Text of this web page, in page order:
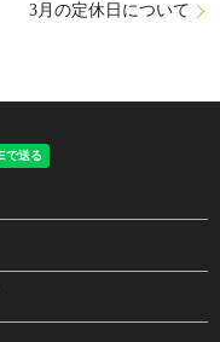
3月の定休日について